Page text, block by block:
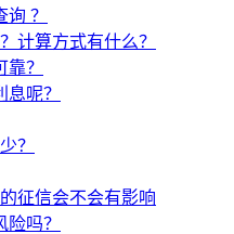
？
计算方式有什么？
？
呢？
？
征信会不会有影响
吗？